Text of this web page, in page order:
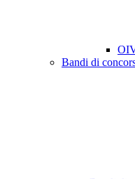
Bandi di